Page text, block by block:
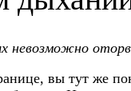
невозможно
вы тут же